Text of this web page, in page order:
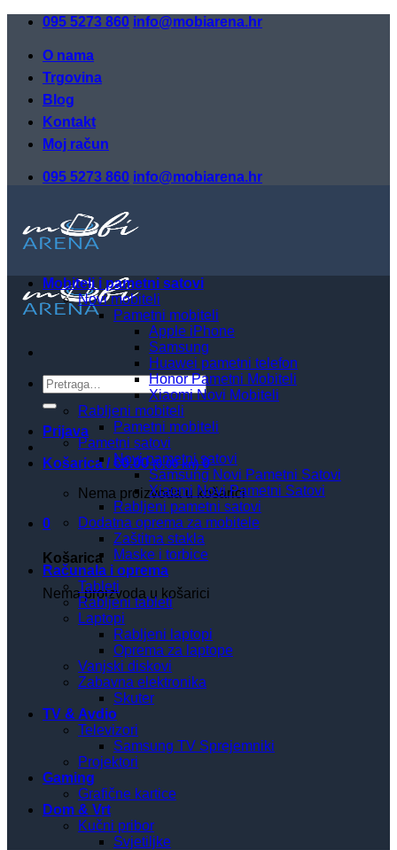
Skip
content
095 5273 860 info@mobiarena.hr
O nama
Trgovina
Blog
Kontakt
Moj račun
095 5273 860 info@mobiarena.hr
Pretraži:
Prijava
Košarica /€0.00 (0.00 kn) 0
Nema proizvoda u košarici
0
Košarica
Nema proizvoda u košarici
Mobiteli i pametni satovi
Novi mobiteli
Pametni mobiteli
Apple iPhone
Samsung
Huawei pametni telefon
Honor Pametni Mobiteli
Xiaomi Novi Mobiteli
Rabljeni mobiteli
Pametni mobiteli
Pametni satovi
Novi pametni satovi
Samsung Novi Pametni Satovi
Xiaomi Novi Pametni Satovi
Rabljeni pametni satovi
Dodatna oprema za mobitele
Zaštitna stakla
Maske i torbice
Računala i oprema
Tableti
Rabljeni tableti
Laptopi
Rabljeni laptopi
Oprema za laptope
Vanjski diskovi
Zabavna elektronika
Skuter
TV & Avdio
Televizori
Samsung TV Sprejemniki
Projektori
Gaming
Grafične kartice
Dom & Vrt
Kučni pribor
Svjetiljke